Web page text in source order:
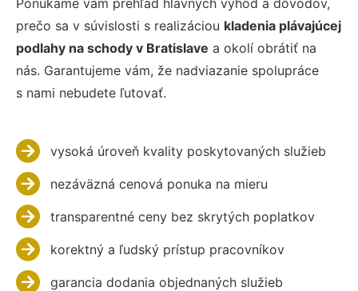
prečo sa v súvislosti s realizáciou kladenia plávajúcej
podlahy na schody v Bratislave a okolí obrátiť na
nás. Garantujeme vám, že nadviazanie spolupráce
s nami nebudete ľutovať.
vysoká úroveň kvality poskytovaných služieb
nezáväzná cenová ponuka na mieru
transparentné ceny bez skrytých poplatkov
korektný a ľudský prístup pracovníkov
garancia dodania objednaných služieb